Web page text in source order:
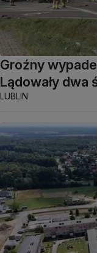
Groźny
Lądowały dwa
LUBLIN